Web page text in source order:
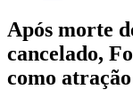
Após morte
cancelado,
como